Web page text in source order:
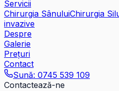
Servicii
Chirurgia SânuluiChirurgia
invazive
Despre
Galerie
Prețuri
Contact
Sună: 0745 539 109
Contactează-ne